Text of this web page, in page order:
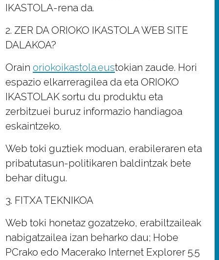
IKASTOLA-rena da.
2. ZER DA ORIOKO IKASTOLA WEB SITE
DALAKOA?
Orain oriokoikastola.eustokian zaude. Hori
espazio elkarreragilea da eta ORIOKO
IKASTOLAK sortu du produktu eta
zerbitzuei buruz informazio handiagoa
eskaintzeko.
Web toki guztiek moduan, erabileraren eta
pribatutasun-politikaren baldintzak bete
behar ditugu.
3. FITXA TEKNIKOA
Web toki honetaz gozatzeko, erabiltzaileak
nabigatzailea izan beharko dau; Hobe
PCrako edo Macerako Internet Explorer 5.5